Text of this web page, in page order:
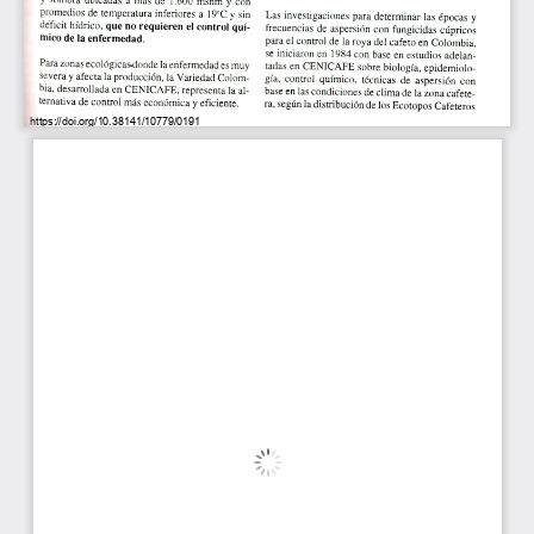
promedios de temperatura inferiores a 19°C y sin
dficit hfdrico, que no requieren el control quI-
mico de Ia enfermedad.
Pasa zonas ecológicasdonde Ia enfermedad es muy
severa y afecta Ia prod ucción, Ia Variedad Colom-
bia, desarrollada en CENICAFE, representa Ia al-
ternatjva de control más económica y eficiente.
Las investigaciones para determinar las épocas y
frecuencias de aspersion con fungicidas cüpricos
para el control de Ia roya del cafeto en Colombia,
se iniciaron en 1984 con base en estudios adelan-
tadas en CENICAFE sobre biologla, epidemiolo-
gIa, control qulmico, técnicas de aspersion con
base en las condiciones de clima de Ia zona cafete-
ra, segün Ia distribución de los Ecotopos Cafeteros
https://doi.org/10.38141/10779/0191